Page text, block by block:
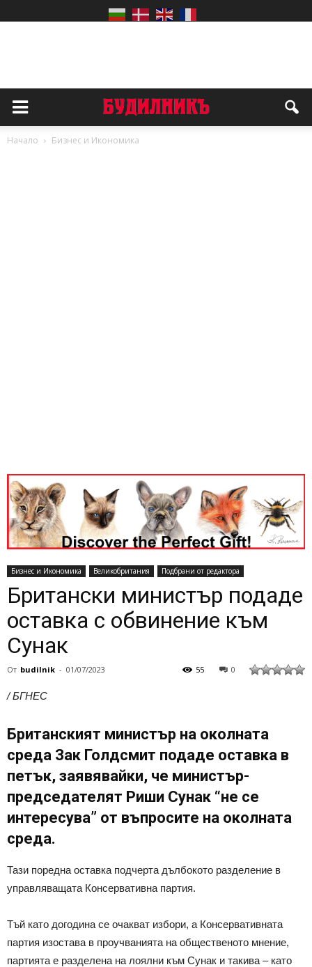
Начало Бизнес и Икономика
Бизнес и Икономика Великобритания Подбрани от редактора
Британски министър подаде
оставка с обвинение към
Сунак
От budilnik - 01/07/2023 0
55
/ БГНЕС
Британският министър на околната
среда Зак Голдсмит подаде оставка в
петък, заявявайки, че министър-
председателят Риши Сунак “не се
интересува” от въпросите на околната
среда.
Тази поредна оставка подчерта дълбокото разделение в
управляващата Консервативна партия.
Тъй като догодина се очакват избори, а Консервативната
партия изостава в проучванията на общественото мнение,
партията е разделена на лоялни към Сунак и такива – като